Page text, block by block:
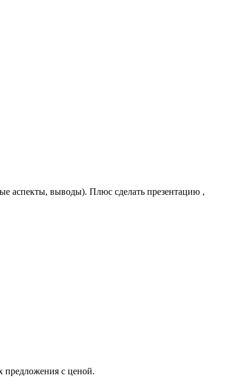
аспекты, выводы). Плюс сделать презентацию ,
предложения с ценой.